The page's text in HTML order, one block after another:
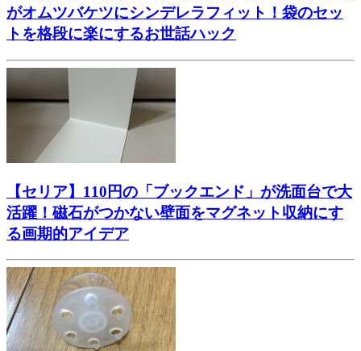
がオムツバケツにシンデレラフィット！袋のセッ
トを格段に楽にするお世話ハック
【セリア】110円の「ブックエンド」が洗面台で大
活躍！磁石がつかない壁面をマグネット収納にす
る画期的アイデア